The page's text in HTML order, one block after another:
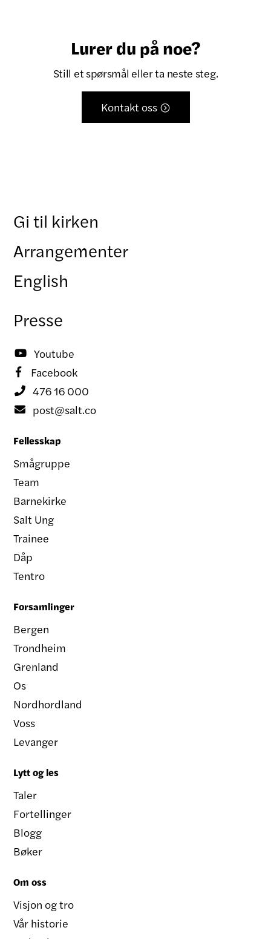
Lurer du på noe?
Still et spørsmål eller ta neste steg.
Kontakt oss 
Gi til kirken
Arrangementer
English
Presse
 Youtube
 Facebook
 476 16 000
 post@salt.co
Fellesskap
Smågruppe
Team
Barnekirke
Salt Ung
Trainee
Dåp
Tentro
Forsamlinger
Bergen
Trondheim
Grenland
Os
Nordhordland
Voss
Levanger
Lytt og les
Taler
Fortellinger
Blogg
Bøker
Om oss
Visjon og tro
Vår historie